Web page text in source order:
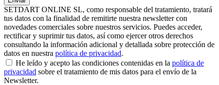
SETDART ONLINE SL, como responsable del tratamiento, tratará
tus datos con la finalidad de remitirte nuestra newsletter con
novedades comerciales sobre nuestros servicios. Puedes acceder,
rectificar y suprimir tus datos, así como ejercer otros derechos
consultando la información adicional y detallada sobre protección de
datos en nuestra política de privacidad.
He leído y acepto las condiciones contenidas en la política de
privacidad sobre el tratamiento de mis datos para el envío de la
Newsletter.